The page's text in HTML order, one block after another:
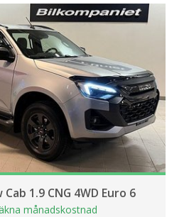
1.9 CNG 4WD Euro 6
månadskostnad